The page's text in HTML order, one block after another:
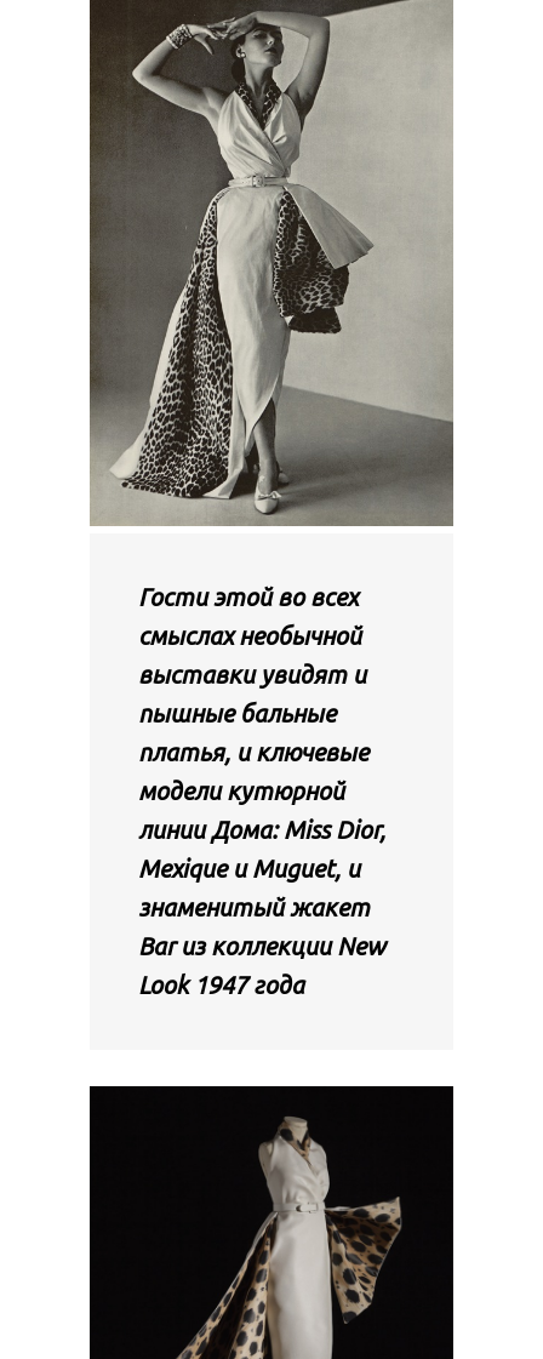
Гости этой во всех
смыслах необычной
выставки увидят и
пышные бальные
платья, и ключевые
модели кутюрной
линии Дома: Miss Dior,
Mexique и Muguet, и
знаменитый жакет
Bar из коллекции New
Look 1947 года